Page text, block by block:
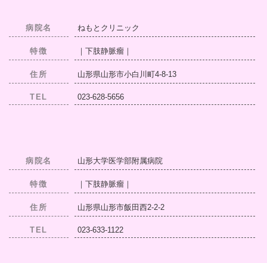
病院名 ねもとクリニック
特徴 ｜下肢静脈瘤｜
住所 山形県山形市小白川町4-8-13
TEL 023-628-5656
病院名 山形大学医学部附属病院
特徴 ｜下肢静脈瘤｜
住所 山形県山形市飯田西2-2-2
TEL 023-633-1122